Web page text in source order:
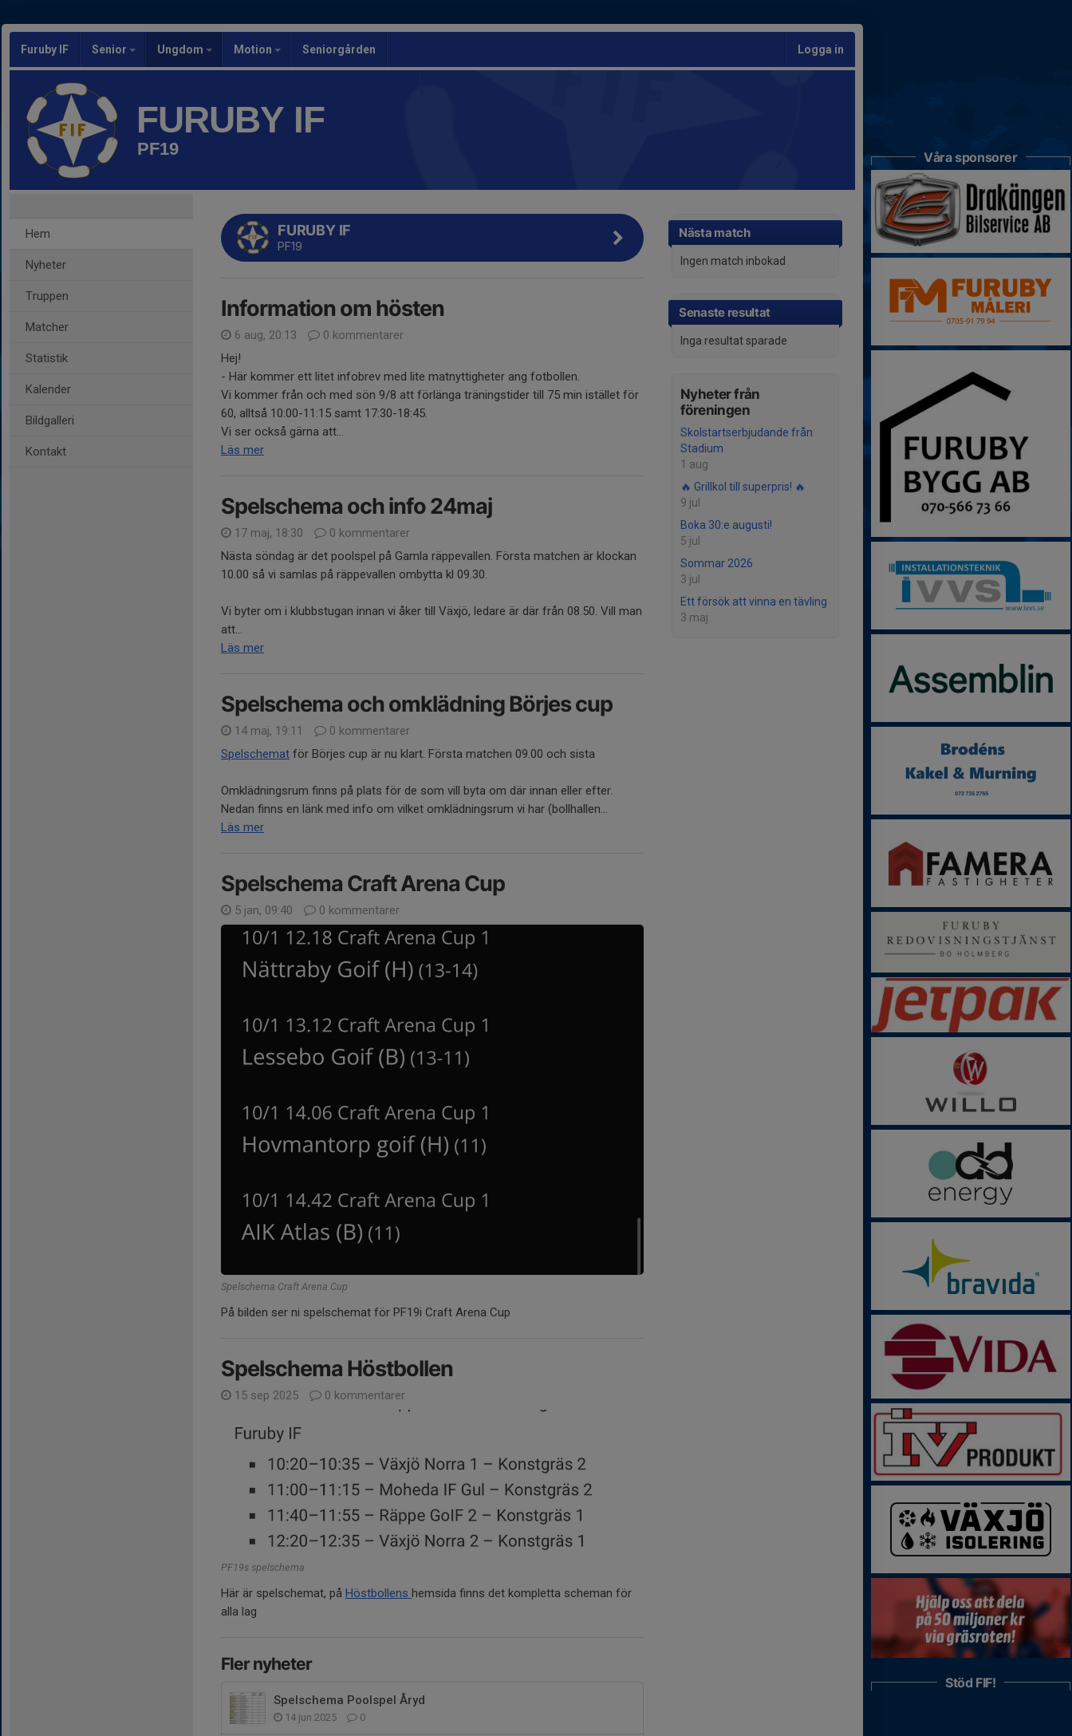
Furuby IF Senior Ungdom Motion Seniorgården Logga in
FURUBY IF
PF19
Hem
Nyheter
Truppen
Matcher
Statistik
Kalender
Bildgalleri
Kontakt
Nästa match
Ingen match inbokad
Senaste resultat
Inga resultat sparade
Nyheter från
föreningen
Skolstartserbjudande från
Stadium
1 aug
🔥 Grillkol till superpris! 🔥
9 jul
Boka 30:e augusti!
5 jul
Sommar 2026
3 jul
Ett försök att vinna en tävling
3 maj
FURUBY IF
PF19
Information om hösten
6 aug, 20:13
0 kommentarer
Hej!
- Här kommer ett litet infobrev med lite matnyttigheter ang fotbollen.
Vi kommer från och med sön 9/8 att förlänga träningstider till 75 min istället för
60, alltså 10:00-11:15 samt 17:30-18:45.
Vi ser också gärna att...
Läs mer
Spelschema och info 24maj
17 maj, 18:30
0 kommentarer
Nästa söndag är det poolspel på Gamla räppevallen. Första matchen är klockan
10.00 så vi samlas på räppevallen ombytta kl 09.30.
Vi byter om i klubbstugan innan vi åker till Växjö, ledare är där från 08.50. Vill man
att...
Läs mer
Spelschema och omklädning Börjes cup
14 maj, 19:11
0 kommentarer
Spelschemat för Börjes cup är nu klart. Första matchen 09.00 och sista
Omklädningsrum finns på plats för de som vill byta om där innan eller efter.
Nedan finns en länk med info om vilket omklädningsrum vi har (bollhallen...
Läs mer
Spelschema Craft Arena Cup
5 jan, 09:40 0 kommentarer
Spelschema Craft Arena Cup
På bilden ser ni spelschemat för PF19i Craft Arena Cup
Spelschema Höstbollen
15 sep 2025 0 kommentarer
PF19s spelschema
Här är spelschemat, på Höstbollens hemsida finns det kompletta scheman för
alla lag
Fler nyheter
Spelschema Poolspel Åryd
14 jun 2025 0
Våra sponsorer
Stöd FIF!